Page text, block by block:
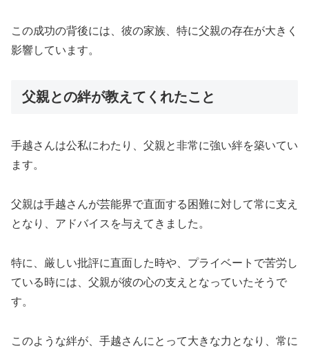
この成功の背後には、彼の家族、特に父親の存在が大きく
影響しています。
父親との絆が教えてくれたこと
手越さんは公私にわたり、父親と非常に強い絆を築いてい
ます。
父親は手越さんが芸能界で直面する困難に対して常に支え
となり、アドバイスを与えてきました。
特に、厳しい批評に直面した時や、プライベートで苦労し
ている時には、父親が彼の心の支えとなっていたそうで
す。
このような絆が、手越さんにとって大きな力となり、常に